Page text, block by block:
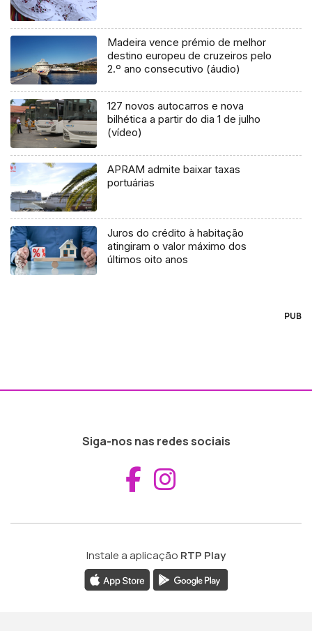
Madeira vence prémio de melhor
destino europeu de cruzeiros pelo
2.º ano consecutivo (áudio)
127 novos autocarros e nova
bilhética a partir do dia 1 de julho
(vídeo)
APRAM admite baixar taxas
portuárias
Juros do crédito à habitação
atingiram o valor máximo dos
últimos oito anos
PUB
Siga-nos nas redes sociais
Aceder ao
Instale a aplicação RTP Play